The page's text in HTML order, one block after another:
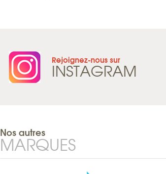
Rejoignez-nous sur
INSTAGRAM
Nos autres
MARQUES